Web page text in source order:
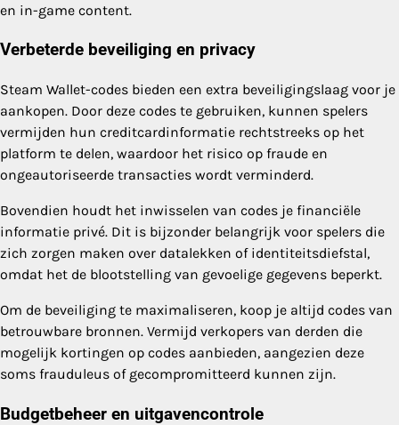
en in-game content.
Verbeterde beveiliging en privacy
Steam Wallet-codes bieden een extra beveiligingslaag voor je
aankopen. Door deze codes te gebruiken, kunnen spelers
vermijden hun creditcardinformatie rechtstreeks op het
platform te delen, waardoor het risico op fraude en
ongeautoriseerde transacties wordt verminderd.
Bovendien houdt het inwisselen van codes je financiële
informatie privé. Dit is bijzonder belangrijk voor spelers die
zich zorgen maken over datalekken of identiteitsdiefstal,
omdat het de blootstelling van gevoelige gegevens beperkt.
Om de beveiliging te maximaliseren, koop je altijd codes van
betrouwbare bronnen. Vermijd verkopers van derden die
mogelijk kortingen op codes aanbieden, aangezien deze
soms frauduleus of gecompromitteerd kunnen zijn.
Budgetbeheer en uitgavencontrole